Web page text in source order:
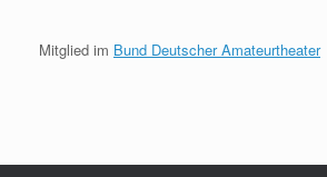
Mitglied im Bund Deutscher Amateurtheater